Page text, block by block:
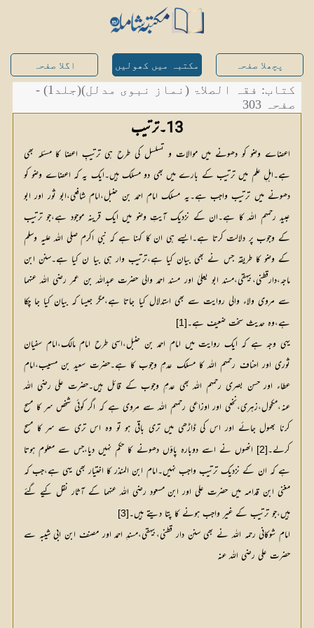
پچھلا صفحہ مکتبہ میں کھولیں اگلا صفحہ
کتاب: فقہ الصلاۃ (نماز نبوی مدلل)(جلد1) -
صفحہ 303
13۔ترتیب
اعضاے وضو کو دھونے میں موالات و تسلسل کی طرح ہی ترتیبِ اعضا کا مسئلہ بھی
ہے۔اہلِ علم میں ترتیب کے بارے میں بھی دو مسلک ہیں۔ایک یہ کہ اعضاے وضو کو
دھونے میں ترتیب واجب ہے۔یہ مسلک امام احمد بن حنبل،امام شافعی،ابو ثور اور ابو
عبید رحمہم اللہ کا ہے۔ان کے نزدیک آیتِ وضو میں ایک قرینہ موجود ہے،جو ترتیب
کے وجوب پر دلالت کرتا ہے۔ایسے ہی ان کا کہنا ہے کہ نبیِ اکرم صلی اللہ علیہ وسلم
کے وضو کا طریقہ جس نے بھی بیان کیا ہے،ترتیب وار ہی بیا ن کیا ہے۔سنن ابن
ماجہ،دارقطنی،بیہقی،مسند ابو یعلیٰ اور مسند احمد والی حضرت عبداللہ بن عمر رضی اللہ عنہما
سے مروی ولاء والی روایت سے بھی استدلال کیا جاتا ہے،مگر جیسا کہ بیان کیا جا چکا
ہے،وہ حدیث سخت ضعیف ہے۔[1]
یہی وجہ ہے کہ ایک روایت میں امام احمد بن حنبل،اسی طرح امام مالک،امام سفیان
ثوری اور احناف رحمہم اللہ کا مسلک عدمِ وجوب کا ہے۔حضرت سعید بن مسیب،امام
عطاء اور حسن بصری رحمہم اللہ بھی عدمِ وجوب کے قائل ہیں۔حضرت علی رضي الله
عنہ،مکحول،زہری،نخعی اور اوزاعی رحمہم اللہ سے مروی ہے کہ اگر کوئی شخص سر کا مسح
کرنا بھول جائے اور اس کی ڈاڑھی میں تری باقی ہو تو وہ اس تری سے سر کا مسح
کرلے۔[2]
ہیں،جو ترتیب کے غیر واجب ہونے کا پتا دیتے ہیں۔[3]
امام شوکانی رحمہ اللہ نے بھی سنن دار قطنی،بیہقی،مسندِ احمد اور مصنف ابن ابی شیبہ سے
حضرت علی رضی اللہ عنہ